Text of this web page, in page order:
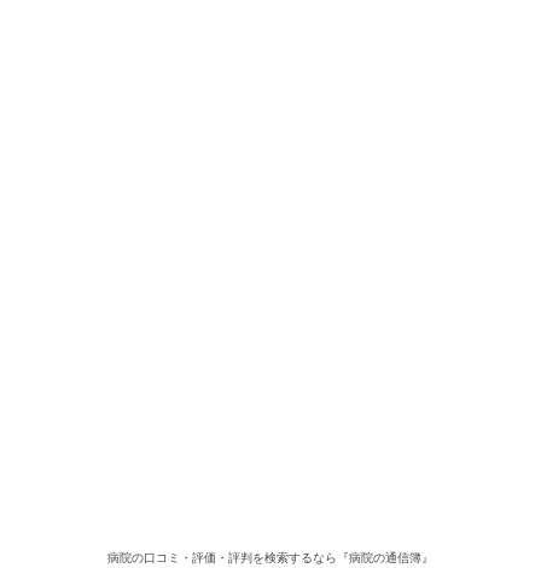
病院の口コミ・評価・評判を検索するなら『病院の通信簿』